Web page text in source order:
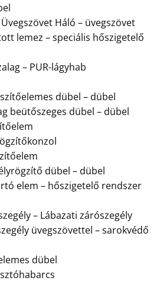
Háló – üvegszövet
lemez – speciális hőszigetelő
– PUR-lágyhab
dübel – dübel
beütőszeges dübel – dübel
dübel – dübel
elem – hőszigetelő rendszer
– Lábazati zárószegély
üvegszövettel – sarokvédő
dübel